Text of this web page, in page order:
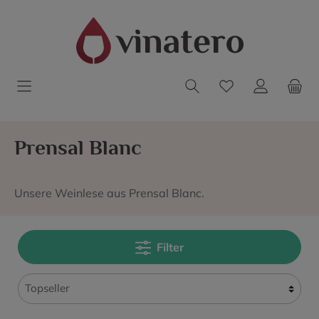
Prensal Blanc
Unsere Weinlese aus Prensal Blanc.
Filter